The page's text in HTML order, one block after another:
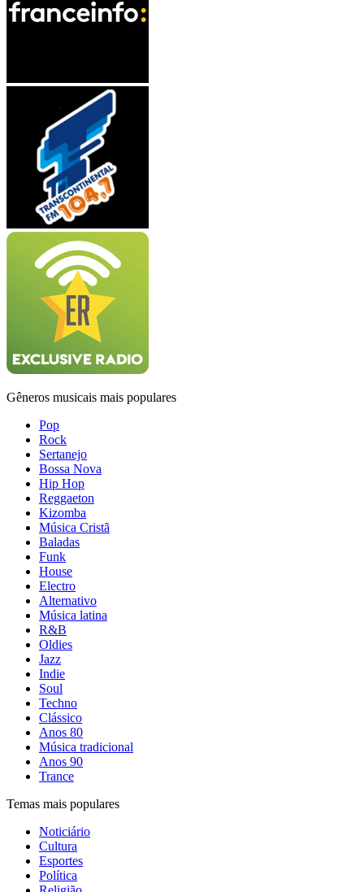
Gêneros musicais mais populares
Pop
Rock
Sertanejo
Bossa Nova
Hip Hop
Reggaeton
Kizomba
Música Cristã
Baladas
Funk
House
Electro
Alternativo
Música latina
R&B
Oldies
Jazz
Indie
Soul
Techno
Clássico
Anos 80
Música tradicional
Anos 90
Trance
Temas mais populares
Noticiário
Cultura
Esportes
Política